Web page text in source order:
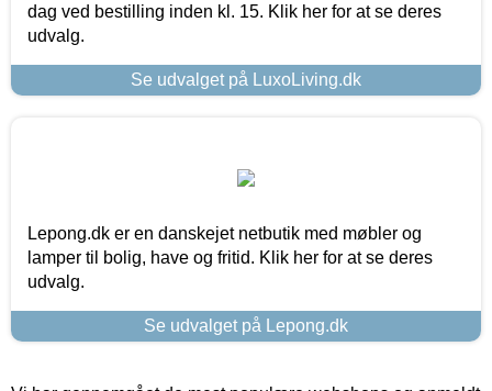
dag ved bestilling inden kl. 15. Klik her for at se deres
udvalg.
Se udvalget på LuxoLiving.dk
Lepong.dk er en danskejet netbutik med møbler og
lamper til bolig, have og fritid. Klik her for at se deres
udvalg.
Se udvalget på Lepong.dk